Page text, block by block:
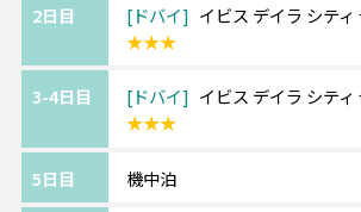
《ドバイ/イビス デイラ
ドバイ国際空港からメト
City Center駅が最寄りに
約3分という好立地のホテ
2日目 ドバイ
イビス デイラ シテ
★★★
3-4日目 ドバイ
イビス デイラ シテ
★★★
5日目 機中泊